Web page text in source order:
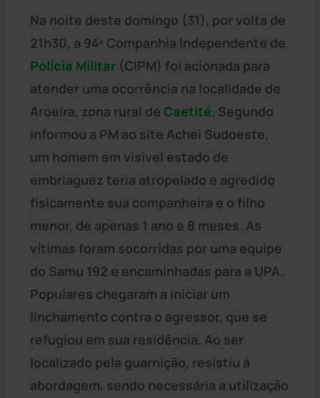
Na noite deste domingo (31), por volta de
21h30, a 94ª Companhia Independente de
Polícia Militar (CIPM) foi acionada para
atender uma ocorrência na localidade de
Aroeira, zona rural de Caetité. Segundo
informou a PM ao site Achei Sudoeste,
um homem em visível estado de
embriaguez teria atropelado e agredido
fisicamente sua companheira e o filho
menor, de apenas 1 ano e 8 meses. As
vítimas foram socorridas por uma equipe
do Samu 192 e encaminhadas para a UPA.
Populares chegaram a iniciar um
linchamento contra o agressor, que se
refugiou em sua residência. Ao ser
localizado pela guarnição, resistiu à
abordagem, sendo necessária a utilização